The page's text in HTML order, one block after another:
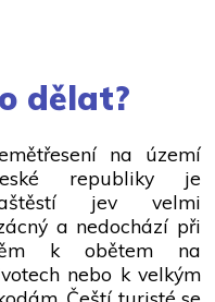
dělat?
na území
republiky je
jev velmi
a nedochází při
k obětem na
nebo k velkým
Čeští turisté se